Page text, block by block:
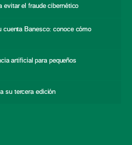
evitar el fraude cibernético
cuenta Banesco: conoce cómo
artificial para pequeños
su tercera edición